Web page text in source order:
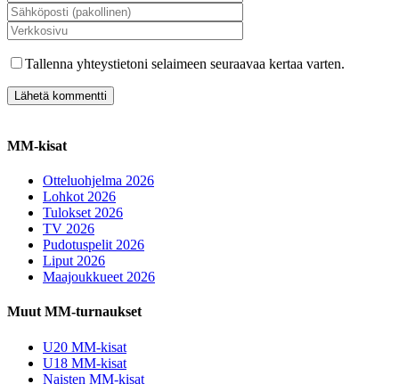
Tallenna yhteystietoni selaimeen seuraavaa kertaa varten.
MM-kisat
Otteluohjelma 2026
Lohkot 2026
Tulokset 2026
TV 2026
Pudotuspelit 2026
Liput 2026
Maajoukkueet 2026
Muut MM-turnaukset
U20 MM-kisat
U18 MM-kisat
Naisten MM-kisat